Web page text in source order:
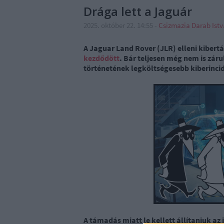
Drága lett a Jaguár
Csizmazia Darab
A Jaguar Land Rover (JLR) elleni
kezdődött. Bár teljesen még nem is
történetének legköltségesebb
A támadás miatt le kellett állítaniuk az